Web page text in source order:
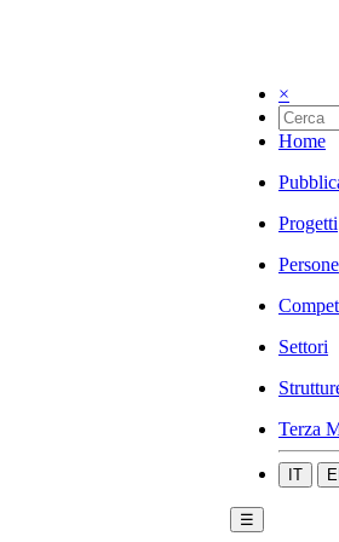
×
Home
Progetti
Persone
Settori
Terza
IT
☰